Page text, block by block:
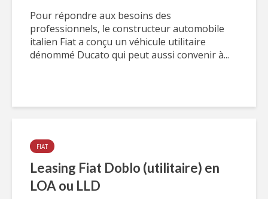
Pour répondre aux besoins des
professionnels, le constructeur automobile
italien Fiat a conçu un véhicule utilitaire
dénommé Ducato qui peut aussi convenir à...
FIAT
Leasing Fiat Doblo (utilitaire) en
LOA ou LLD